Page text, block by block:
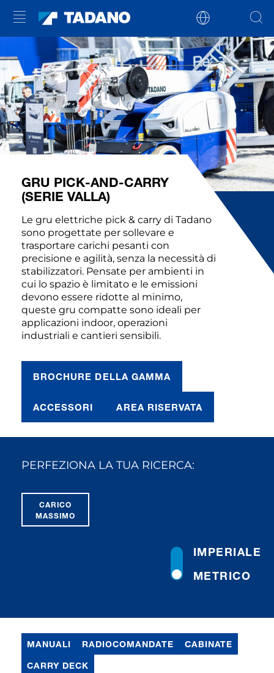
GRU PICK-AND-CARRY
(SERIE VALLA)
Le gru elettriche pick & carry di Tadano
sono progettate per sollevare e
trasportare carichi pesanti con
precisione e agilità, senza la necessità di
stabilizzatori. Pensate per ambienti in
cui lo spazio è limitato e le emissioni
devono essere ridotte al minimo,
queste gru compatte sono ideali per
applicazioni indoor, operazioni
industriali e cantieri sensibili.
BROCHURE DELLA GAMMA
ACCESSORI AREA RISERVATA
PERFEZIONA LA TUA RICERCA:
CARICO
MASSIMO
METRICO
IMPERIALE
MANUALI RADIOCOMANDATE CABINATE
CARRY DECK